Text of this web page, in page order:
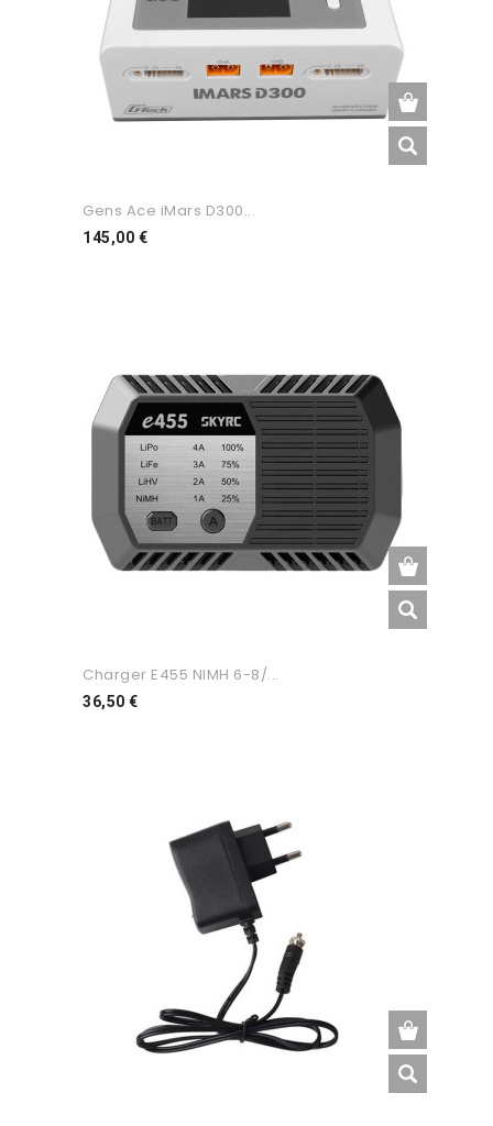
Gens Ace iMars D300...
145,00 €Preço
Charger E455 NIMH 6-8/...
36,50 €Preço